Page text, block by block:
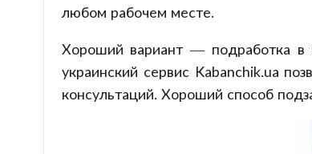
любом рабочем месте.
Хороший вариант — подработка в
украинский сервис Kabanchik.ua
консультаций. Хороший способ